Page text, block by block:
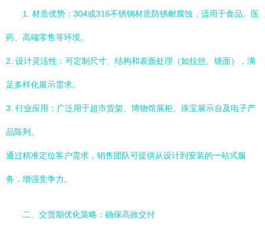
1. 材质优势：304或316不锈钢材质防锈耐腐蚀，适用于食品、医
药、高端零售等环境。
2. 设计灵活性：可定制尺寸、结构和表面处理（如拉丝、镜面），满
足多样化展示需求。
3. 行业应用：广泛用于超市货架、博物馆展柜、珠宝展示台及电子产
品陈列。
通过精准定位客户需求，销售团队可提供从设计到安装的一站式服
务，增强竞争力。
二、交货期优化策略：确保高效交付